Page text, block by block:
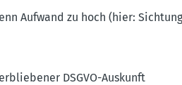
Aufwand zu hoch (hier:
DSGVO-Auskunft